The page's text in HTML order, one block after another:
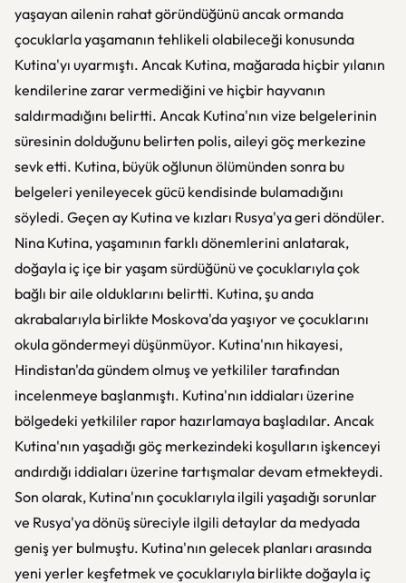
yaşayan ailenin rahat göründüğünü ancak ormanda
çocuklarla yaşamanın tehlikeli olabileceği konusunda
Kutina'yı uyarmıştı. Ancak Kutina, mağarada hiçbir yılanın
kendilerine zarar vermediğini ve hiçbir hayvanın
saldırmadığını belirtti. Ancak Kutina'nın vize belgelerinin
süresinin dolduğunu belirten polis, aileyi göç merkezine
sevk etti. Kutina, büyük oğlunun ölümünden sonra bu
belgeleri yenileyecek gücü kendisinde bulamadığını
söyledi. Geçen ay Kutina ve kızları Rusya'ya geri döndüler.
Nina Kutina, yaşamının farklı dönemlerini anlatarak,
doğayla iç içe bir yaşam sürdüğünü ve çocuklarıyla çok
bağlı bir aile olduklarını belirtti. Kutina, şu anda
akrabalarıyla birlikte Moskova'da yaşıyor ve çocuklarını
okula göndermeyi düşünmüyor. Kutina'nın hikayesi,
Hindistan'da gündem olmuş ve yetkililer tarafından
incelenmeye başlanmıştı. Kutina'nın iddiaları üzerine
bölgedeki yetkililer rapor hazırlamaya başladılar. Ancak
Kutina'nın yaşadığı göç merkezindeki koşulların işkenceyi
andırdığı iddiaları üzerine tartışmalar devam etmekteydi.
Son olarak, Kutina'nın çocuklarıyla ilgili yaşadığı sorunlar
ve Rusya'ya dönüş süreciyle ilgili detaylar da medyada
geniş yer bulmuştu. Kutina'nın gelecek planları arasında
yeni yerler keşfetmek ve çocuklarıyla birlikte doğayla iç